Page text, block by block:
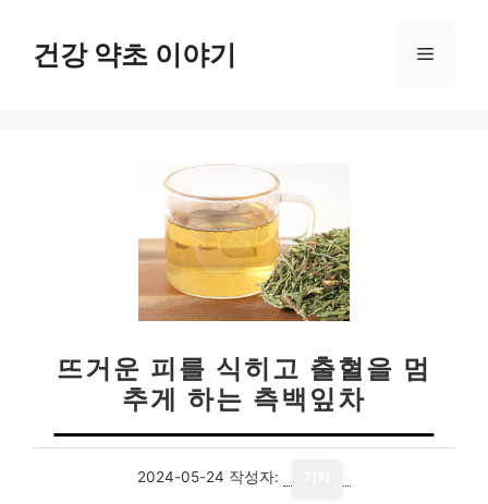
건강 약초 이야기 메
뜨거운 피를 식히고 출혈을 멈
추게 하는 측백잎차
2024-05-24 작성자: